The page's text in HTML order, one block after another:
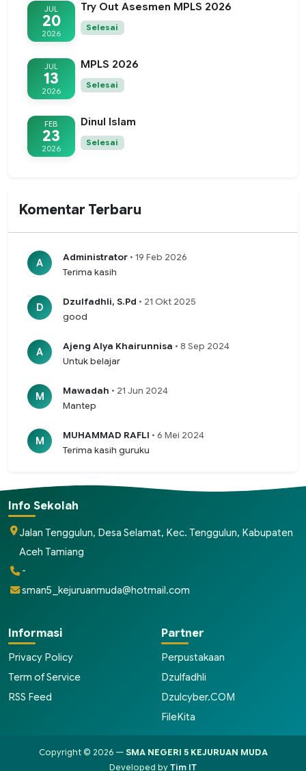
JUL
20
2026
Try Out Asesmen MPLS 2026
Selesai
JUL
13
2026
MPLS 2026
Selesai
FEB
23
2026
Dinul Islam
Selesai
Komentar Terbaru
A Administrator • 19 Feb 2026
Terima kasih
D Dzulfadhli, S.Pd • 21 Okt 2025
good
A Ajeng Alya Khairunnisa • 8 Sep 2024
Untuk belajar
M Mawadah • 21 Jun 2024
Mantep
M MUHAMMAD RAFLI • 6 Mei 2024
Terima kasih guruku
Info Sekolah
Jalan Tenggulun, Desa Selamat, Kec. Tenggulun, Kabupaten
Aceh Tamiang
-
sman5_kejuruanmuda@hotmail.com
Informasi
Privacy Policy
Term of Service
RSS Feed
Partner
Perpustakaan
Dzulfadhli
Dzulcyber.COM
FileKita
Copyright © 2026 — SMA NEGERI 5 KEJURUAN MUDA
Developed byTim IT